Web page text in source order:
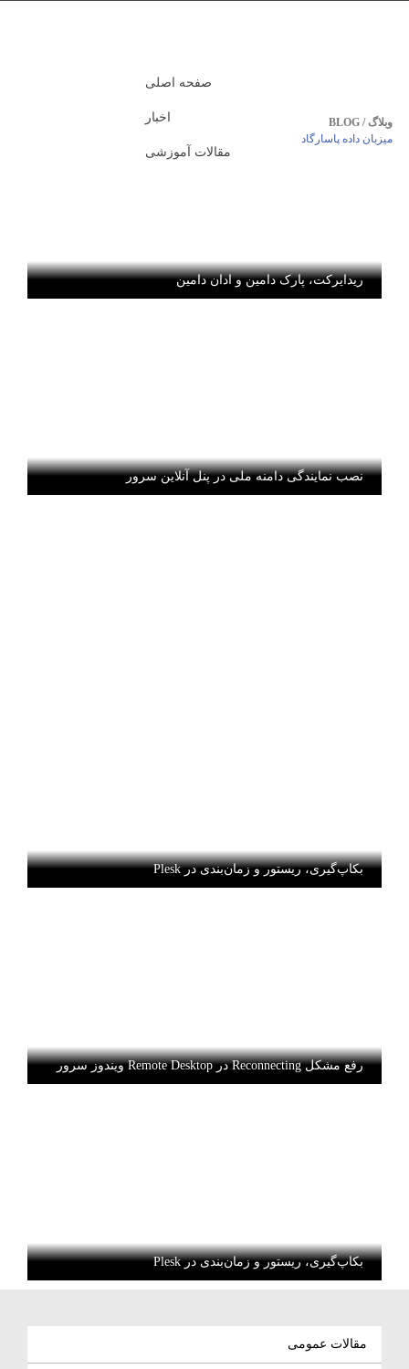
وبلاگ / BLOG
میزبان داده پاسارگاد
صفحه اصلی
اخبار
مقالات آموزشی
ریدایرکت، پارک دامین و ادان دامین
نصب نمایندگی دامنه ملی در پنل آنلاین سرور
بکاپ‌گیری، ریستور و زمان‌بندی در Plesk
رفع مشکل Reconnecting در Remote Desktop ویندوز سرور
بکاپ‌گیری، ریستور و زمان‌بندی در Plesk
مقالات عمومی